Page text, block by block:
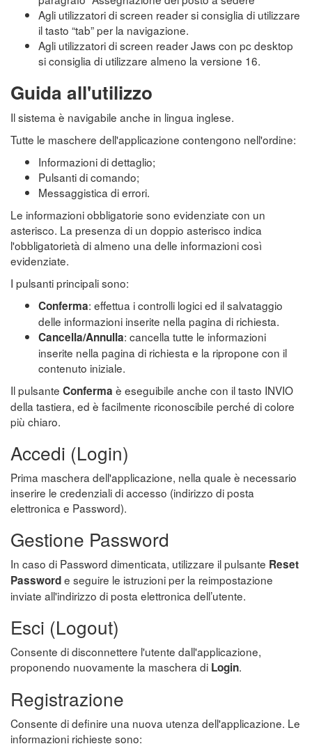
Agli utilizzatori di screen reader si consiglia di utilizzare
il tasto “tab” per la navigazione.
Agli utilizzatori di screen reader Jaws con pc desktop
si consiglia di utilizzare almeno la versione 16.
Guida all'utilizzo
Il sistema è navigabile anche in lingua inglese.
Tutte le maschere dell'applicazione contengono nell'ordine:
Informazioni di dettaglio;
Pulsanti di comando;
Messaggistica di errori.
Le informazioni obbligatorie sono evidenziate con un
asterisco. La presenza di un doppio asterisco indica
l'obbligatorietà di almeno una delle informazioni così
evidenziate.
I pulsanti principali sono:
Conferma: effettua i controlli logici ed il salvataggio
delle informazioni inserite nella pagina di richiesta.
Cancella/Annulla: cancella tutte le informazioni
inserite nella pagina di richiesta e la ripropone con il
contenuto iniziale.
Il pulsante Conferma è eseguibile anche con il tasto INVIO
della tastiera, ed è facilmente riconoscibile perché di colore
più chiaro.
Accedi (Login)
Prima maschera dell'applicazione, nella quale è necessario
inserire le credenziali di accesso (indirizzo di posta
elettronica e Password).
Gestione Password
In caso di Password dimenticata, utilizzare il pulsante Reset
Passworde seguire le istruzioni per la reimpostazione
inviate all'indirizzo di posta elettronica dell’utente.
Esci (Logout)
Consente di disconnettere l'utente dall'applicazione,
proponendo nuovamente la maschera di Login.
Registrazione
Consente di definire una nuova utenza dell'applicazione. Le
informazioni richieste sono: